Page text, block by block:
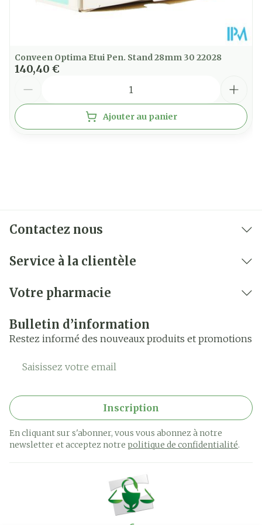
Conveen Optima Etui Pen. Stand 28mm 30 22028
140,40 €
Ajouter au panier
Contactez nous
Service à la clientèle
Votre pharmacie
Bulletin d’information
Restez informé des nouveaux produits et promotions
Adresse mail
Inscription
En cliquant sur s'abonner, vous vous abonnez à notre
newsletter et acceptez notre politique de confidentialité.